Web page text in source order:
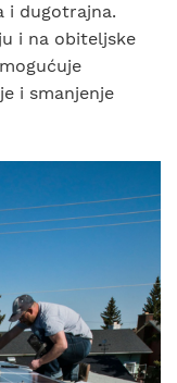
i dugotrajna.
i na obiteljske
i smanjenje